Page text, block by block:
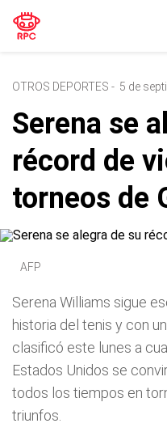
OTROS DEPORTES - 5 de
Serena se
récord de
torneos de
AFP
Serena Williams sigue
historia del tenis y con
clasificó este lunes a
Estados Unidos se
todos los tiempos en
triunfos.